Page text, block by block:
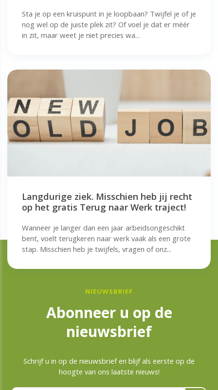
Sta je op een kruispunt in je loopbaan? Twijfel je of je
nog wel op de juiste plek zit? Of voel je dat er méér
in zit, maar weet je niet precies wa...
Langdurige ziek. Misschien heb jij recht
op het gratis Terug naar Werk traject!
Wanneer je langer dan een jaar arbeidsongeschikt
bent, voelt terugkeren naar werk vaak als een grote
stap. Misschien heb je twijfels, vragen of onz...
NIEUWSBRIEF
Abonneer u op de
nieuwsbrief
Schrijf u in op de nieuwsbrief en blijf als eerste op de
hoogte van ons laatste nieuws!